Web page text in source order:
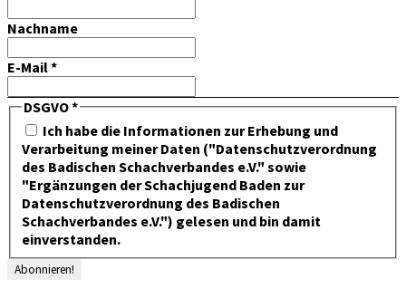
Nachname
E-Mail*
DSGVO*
Ich habe die Informationen zur Erhebung und
Verarbeitung meiner Daten ("Datenschutzverordnung
des Badischen Schachverbandes e.V." sowie
"Ergänzungen der Schachjugend Baden zur
Datenschutzverordnung des Badischen
Schachverbandes e.V.") gelesen und bin damit
einverstanden.